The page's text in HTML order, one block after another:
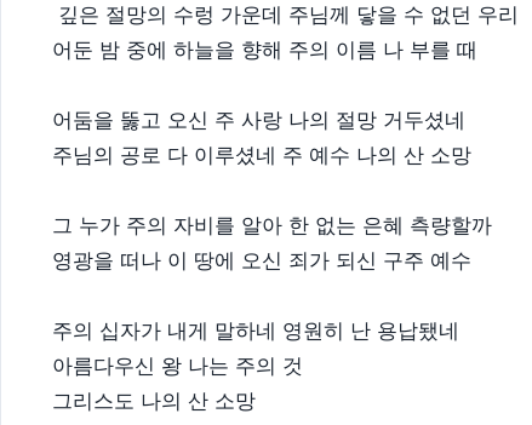
깊은 절망의 수렁 가운데 주님께 닿을 수 없던 우리
어둔 밤 중에 하늘을 향해 주의 이름 나 부를 때
어둠을 뚫고 오신 주 사랑 나의 절망 거두셨네
주님의 공로 다 이루셨네 주 예수 나의 산 소망
그 누가 주의 자비를 알아 한 없는 은혜 측량할까
영광을 떠나 이 땅에 오신 죄가 되신 구주 예수
주의 십자가 내게 말하네 영원히 난 용납됐네
아름다우신 왕 나는 주의 것
그리스도 나의 산 소망